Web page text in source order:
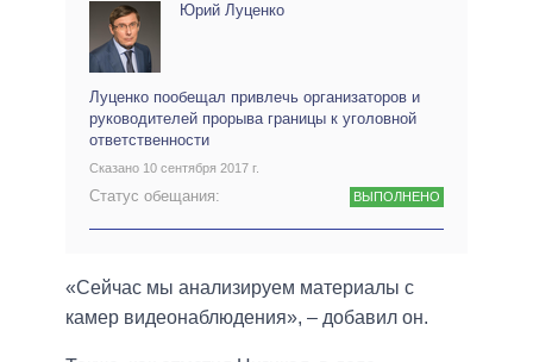
Юрий Луценко
Луценко пообещал привлечь организаторов и
руководителей прорыва границы к уголовной
ответственности
Сказано 10 сентября 2017 г.
Статус обещания: ВЫПОЛНЕНО
«Сейчас мы анализируем материалы с
камер видеонаблюдения», – добавил он.